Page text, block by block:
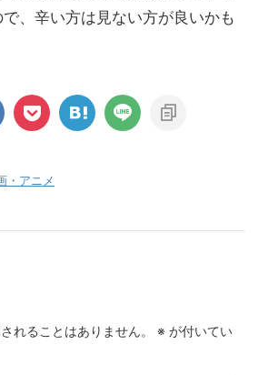
、辛い方は見ない方が良いかも
・アニメ
れることはありません。 ※ が付いてい